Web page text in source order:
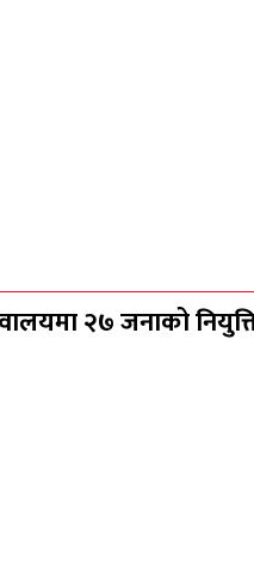
२७ जनाको